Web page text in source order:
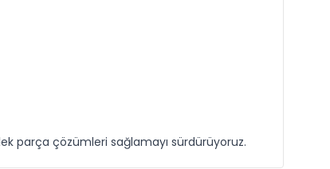
parça çözümleri sağlamayı sürdürüyoruz.